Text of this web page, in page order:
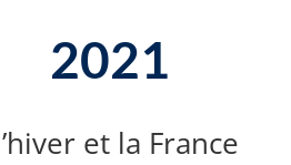
2021
et la France